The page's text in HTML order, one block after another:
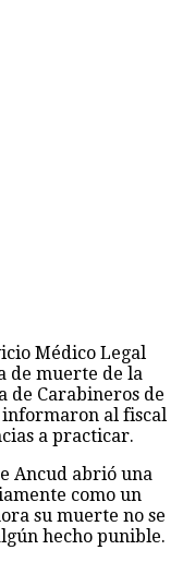
Médico Legal
de muerte de la
de Carabineros de
informaron al fiscal
a practicar.
Ancud abrió una
como un
su muerte no se
hecho punible.